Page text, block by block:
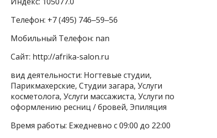
Телефон: +7 (495) 746‒59‒56
Мобильный Телефон: nan
Сайт: http://afrika-salon.ru
вид деятельности: Ногтевые студии,
Парикмахерские, Студии загара, Услуги
косметолога, Услуги массажиста, Услуги по
оформлению ресниц / бровей, Эпиляция
Время работы: Ежедневно с 09:00 до 22:00